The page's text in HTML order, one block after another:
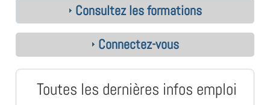
Consultez les formations
Connectez-vous
Toutes les dernières infos emploi